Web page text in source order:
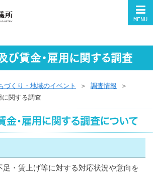
MENU
び賃金・雇用に関する調査
づくり・地域のイベント ＞ 調査情報 ＞
に関する調査
金・雇用に関する調査について
・賃上げ等に対する対応状況や意向を